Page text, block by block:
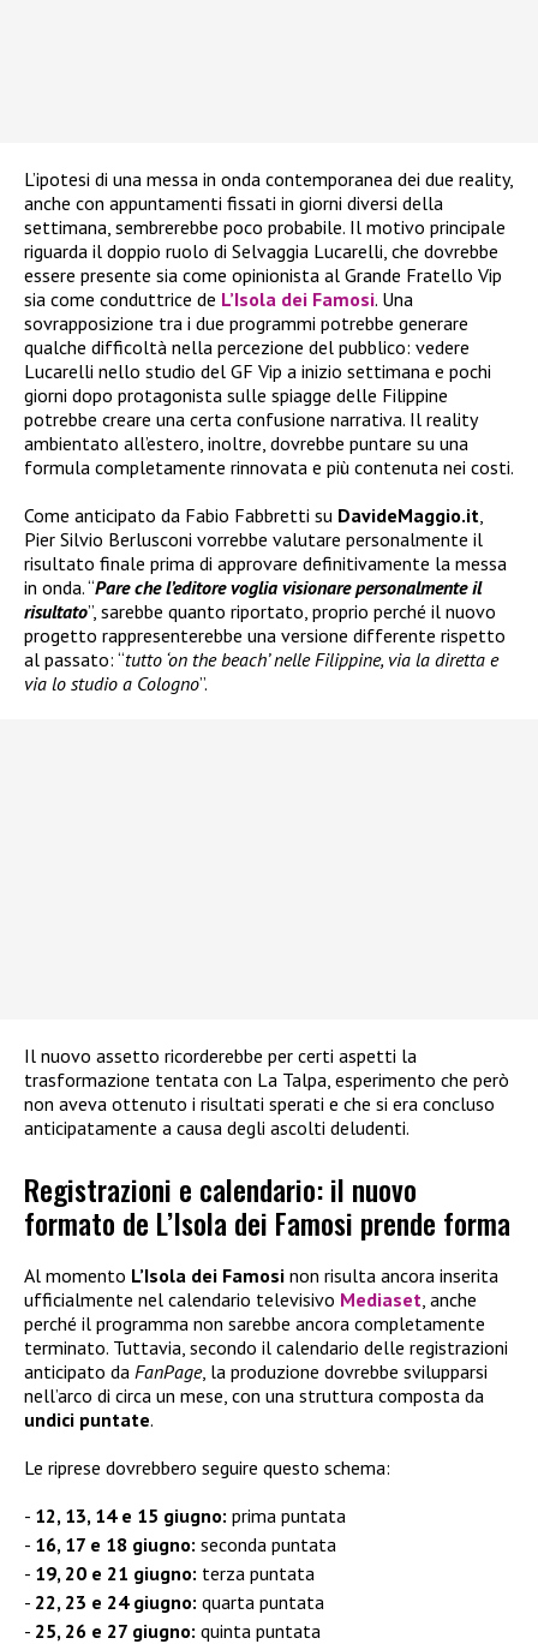
L’ipotesi di una messa in onda contemporanea dei due reality,
anche con appuntamenti fissati in giorni diversi della
settimana, sembrerebbe poco probabile. Il motivo principale
riguarda il doppio ruolo di Selvaggia Lucarelli, che dovrebbe
essere presente sia come opinionista al Grande Fratello Vip
sia come conduttrice de L’Isola dei Famosi. Una
sovrapposizione tra i due programmi potrebbe generare
qualche difficoltà nella percezione del pubblico: vedere
Lucarelli nello studio del GF Vip a inizio settimana e pochi
giorni dopo protagonista sulle spiagge delle Filippine
potrebbe creare una certa confusione narrativa. Il reality
ambientato all’estero, inoltre, dovrebbe puntare su una
formula completamente rinnovata e più contenuta nei costi.
Come anticipato da Fabio Fabbretti su DavideMaggio.it,
Pier Silvio Berlusconi vorrebbe valutare personalmente il
risultato finale prima di approvare definitivamente la messa
in onda. “Pare che l’editore voglia visionare personalmente il
risultato”, sarebbe quanto riportato, proprio perché il nuovo
progetto rappresenterebbe una versione differente rispetto
al passato: “tutto ‘on the beach’ nelle Filippine, via la diretta e
via lo studio a Cologno”.
Il nuovo assetto ricorderebbe per certi aspetti la
trasformazione tentata con La Talpa, esperimento che però
non aveva ottenuto i risultati sperati e che si era concluso
anticipatamente a causa degli ascolti deludenti.
Registrazioni e calendario: il nuovo
formato de L’Isola dei Famosi prende forma
Al momento L’Isola dei Famosi non risulta ancora inserita
ufficialmente nel calendario televisivo Mediaset , anche
perché il programma non sarebbe ancora completamente
terminato. Tuttavia, secondo il calendario delle registrazioni
anticipato da FanPage, la produzione dovrebbe svilupparsi
nell’arco di circa un mese, con una struttura composta da
undici puntate.
Le riprese dovrebbero seguire questo schema:
12, 13, 14 e 15 giugno: prima puntata
16, 17 e 18 giugno: seconda puntata
19, 20 e 21 giugno: terza puntata
22, 23 e 24 giugno: quarta puntata
25, 26 e 27 giugno: quinta puntata